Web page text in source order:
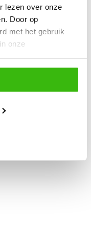
lezen over onze
Door op
met het gebruik
onze